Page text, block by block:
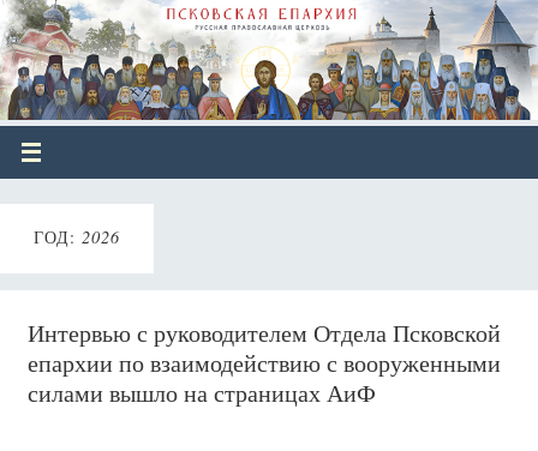
ГОД: 2026
Интервью с руководителем Отдела Псковской
епархии по взаимодействию с вооруженными
силами вышло на страницах АиФ